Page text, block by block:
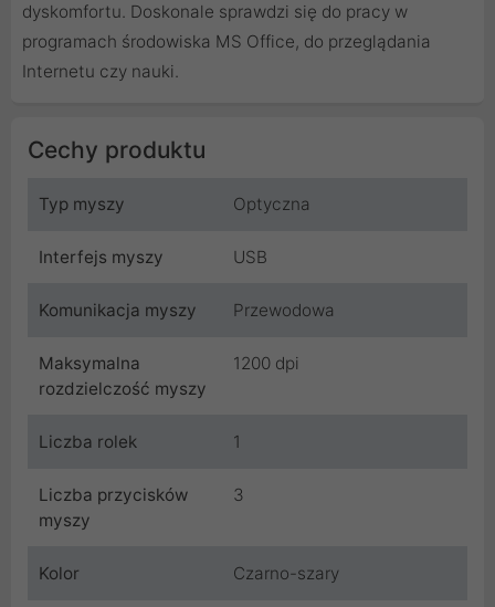
dyskomfortu. Doskonale sprawdzi się do pracy w
programach środowiska MS Office, do przeglądania
Internetu czy nauki.
Cechy produktu
Typ myszy Optyczna
Interfejs myszy USB
Komunikacja myszy Przewodowa
Maksymalna
rozdzielczość myszy
1200 dpi
Liczba rolek 1
Liczba przycisków
myszy
3
Kolor Czarno-szary